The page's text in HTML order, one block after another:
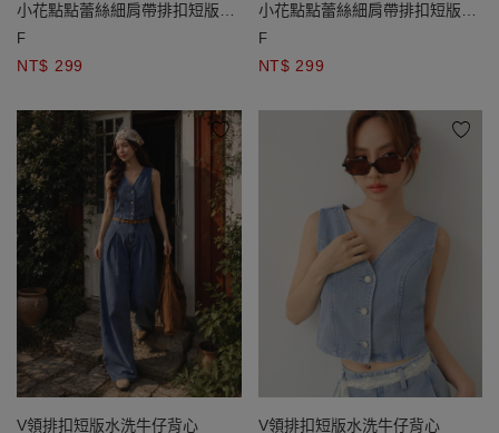
小花點點蕾絲細肩帶排扣短版
BRA背心
F
NT$ 299
小花點點蕾絲細肩帶排扣短版
BRA背心
F
NT$ 299
V領排扣短版水洗牛仔背心 V領排扣短版水洗牛仔背心